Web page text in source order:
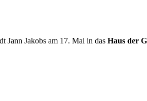
Jann Jakobs am 17. Mai in das Haus der